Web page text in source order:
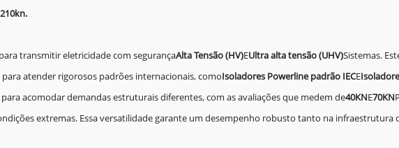
transmitir eletricidade com segurançaAlta Tensão (HV)EUltra alta tensão (UHV)Sistemas.
atender rigorosos padrões internacionais, comoIsoladores Powerline padrão IECE
acomodar demandas estruturais diferentes, com as avaliações que medem de40KNE70KN
extremas. Essa versatilidade garante um desempenho robusto tanto na infraestrutura